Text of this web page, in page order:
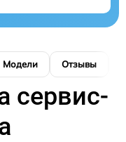
Модели Отзывы
сервис-